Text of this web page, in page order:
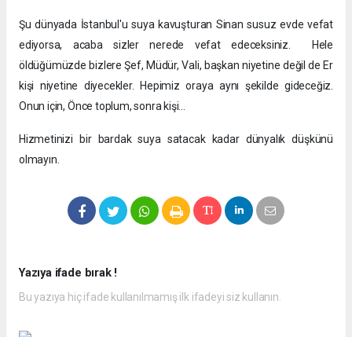
Şu dünyada İstanbul'u suya kavuşturan Sinan susuz evde vefat
ediyorsa, acaba sizler nerede vefat edeceksiniz. Hele
öldüğümüzde bizlere Şef, Müdür, Vali, başkan niyetine değil de Er
kişi niyetine diyecekler. Hepimiz oraya aynı şekilde gideceğiz.
Onun için, Önce toplum, sonra kişi…
Hizmetinizi bir bardak suya satacak kadar dünyalık düşkünü
olmayın.
Yazıya ifade bırak !
Bu yazıya hiç ifade kullanılmamış ilk ifadeyi siz kullanın.